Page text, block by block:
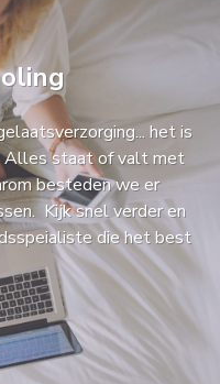
het is
staat of valt met
besteden we er
Kijk snel verder en
die het best